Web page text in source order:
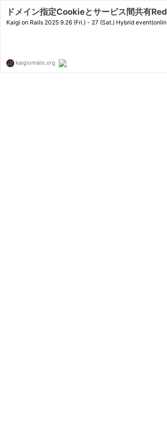
ドメイン指定Cookieとサービス間共有
Kaigi on Rails 2025 9.26 (Fri.) - 27 (Sat.) Hybrid
kaigionrails.org